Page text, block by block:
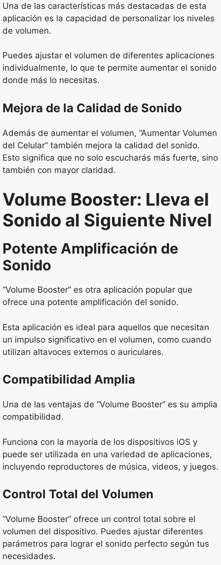
Una de las características más destacadas de esta
aplicación es la capacidad de personalizar los niveles
de volumen.
Puedes ajustar el volumen de diferentes aplicaciones
individualmente, lo que te permite aumentar el sonido
donde más lo necesitas.
Mejora de la Calidad de Sonido
Además de aumentar el volumen, “Aumentar Volumen
del Celular” también mejora la calidad del sonido.
Esto significa que no solo escucharás más fuerte, sino
también con mayor claridad.
Volume Booster: Lleva el
Sonido al Siguiente Nivel
Potente Amplificación de
Sonido
“Volume Booster” es otra aplicación popular que
ofrece una potente amplificación del sonido.
Esta aplicación es ideal para aquellos que necesitan
un impulso significativo en el volumen, como cuando
utilizan altavoces externos o auriculares.
Compatibilidad Amplia
Una de las ventajas de “Volume Booster” es su amplia
compatibilidad.
Funciona con la mayoría de los dispositivos iOS y
puede ser utilizada en una variedad de aplicaciones,
incluyendo reproductores de música, videos, y juegos.
Control Total del Volumen
“Volume Booster” ofrece un control total sobre el
volumen del dispositivo. Puedes ajustar diferentes
parámetros para lograr el sonido perfecto según tus
necesidades.